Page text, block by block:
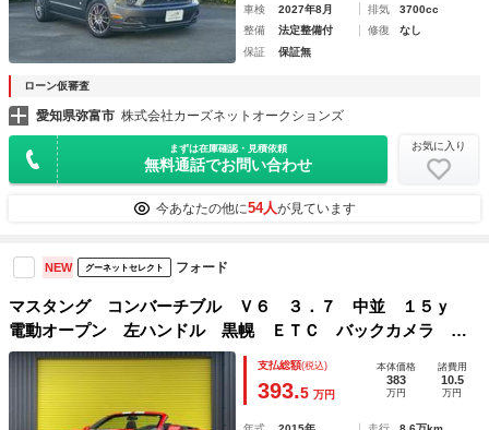
車検
2027年8月 排気
3700cc
整備
法定整備付 修復
なし
保証
保証無
ローン仮審査
愛知県弥富市 株式会社カーズネットオークションズ
まずは在庫確認・見積依頼
無料通話でお問い合わせ
お気に入り
今あなたの他に54人が見ています
NEW グーネットセレクト フォード
マスタング コンバーチブル Ｖ６ ３．７ 中並 １５ｙ
電動オープン 左ハンドル 黒幌 ＥＴＣ バックカメラ ス
マートキー 純正１９インチＡＷ ＨＩＤ ディスプレイオー
ディオ ローダウン 社外マフラー Ｐスタート
支払総額(税込)
393.5 万円
本体価格
383
万円
諸費用
10.5
万円